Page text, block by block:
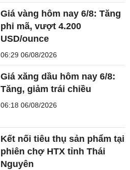
Giá vàng hôm nay 6/8: Tăng
phi mã, vượt 4.200
USD/ounce
06:29 06/08/2026
Giá xăng dầu hôm nay 6/8:
Tăng, giảm trái chiều
06:18 06/08/2026
Kết nối tiêu thụ sản phẩm tại
phiên chợ HTX tỉnh Thái
Nguyên